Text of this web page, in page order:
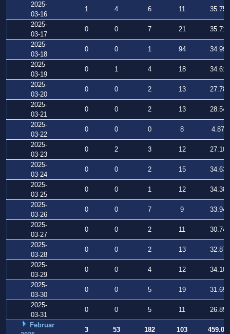
2025-
03-16
1 4 6 11
35.754
2025-
03-17
0 0 7 21
35.719
2025-
03-18
0 0 1 94
34.995
2025-
03-19
0 1 4 18
34.613
2025-
03-20
0 0 2 13
27.788
2025-
03-21
0 0 2 13
28.540
2025-
03-22
0 0 0 8
4.879
2025-
03-23
0 2 3 12
27.101
2025-
03-24
0 0 2 15
34.637
2025-
03-25
0 0 1 12
34.382
2025-
03-26
0 0 7 9
33.946
2025-
03-27
0 0 2 11
30.741
2025-
03-28
0 0 2 13
32.876
2025-
03-29
0 0 4 12
34.102
2025-
03-30
0 0 5 19
31.698
2025-
03-31
0 0 5 11
26.856
Februar
3 53 182 103